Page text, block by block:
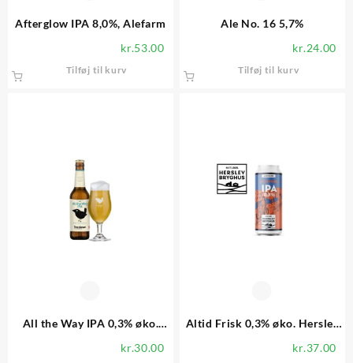
Afterglow IPA 8,0%, Alefarm
kr.53.00
Tilføj til kurv
Ale No. 16 5,7%
kr.24.00
Tilføj til kurv
All the Way IPA 0,3% øko.
kr.30.00
Altid Frisk 0,3% øko. Herslev
kr.37.00